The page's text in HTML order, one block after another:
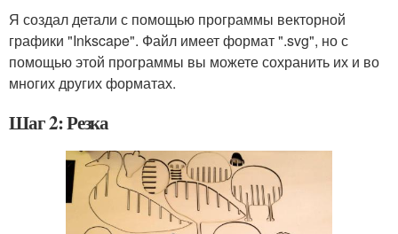
Я создал детали с помощью программы векторной
графики "Inkscape". Файл имеет формат ".svg", но с
помощью этой программы вы можете сохранить их и во
многих других форматах.
Шаг 2: Резка